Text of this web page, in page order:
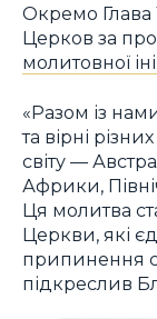
Окремо Глава
Церков за
молитовної
«Разом із
та вірні
світу —
Африки,
Ця молитва
Церкви, які
припинення
підкреслив